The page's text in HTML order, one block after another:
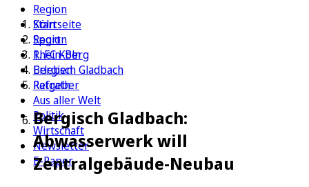
Region
Köln
Sport
1. FC Köln
Erleben
Ratgeber
Aus aller Welt
Politik
Wirtschaft
Newsletter
E-Paper
Startseite
Region
Rhein-Berg
Bergisch Gladbach
Refrath
Bergisch Gladbach:
Abwasserwerk will
Zentralgebäude-Neubau